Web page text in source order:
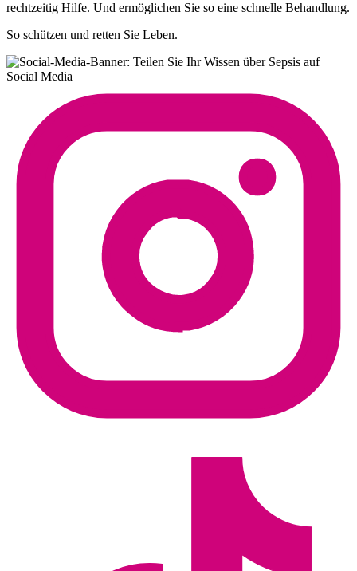
rechtzeitig Hilfe. Und ermöglichen Sie so eine schnelle Behandlung.
So schützen und retten Sie Leben.